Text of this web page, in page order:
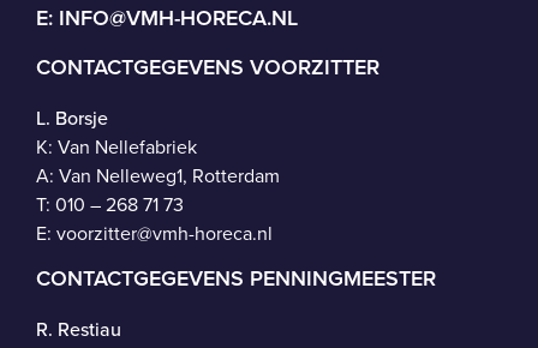
E: INFO@VMH-HORECA.NL
CONTACTGEGEVENS VOORZITTER
L. Borsje
K: Van Nellefabriek
A: Van Nelleweg1, Rotterdam
T: 010 – 268 71 73
E: voorzitter@vmh-horeca.nl
CONTACTGEGEVENS PENNINGMEESTER
R. Restiau